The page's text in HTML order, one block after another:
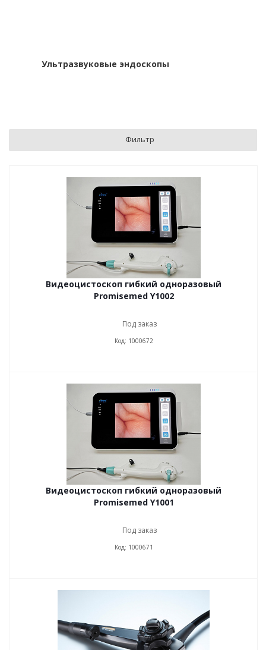
Ультразвуковые эндоскопы
Фильтр
Видеоцистоскоп гибкий одноразовый
Promisemed Y1002
Под заказ
Код: 1000672
Видеоцистоскоп гибкий одноразовый
Promisemed Y1001
Под заказ
Код: 1000671